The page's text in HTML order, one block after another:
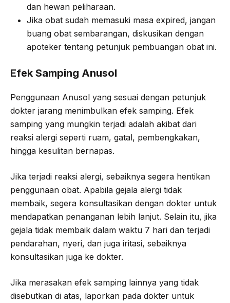
dan hewan peliharaan.
Jika obat sudah memasuki masa expired, jangan
buang obat sembarangan, diskusikan dengan
apoteker tentang petunjuk pembuangan obat ini.
Efek Samping Anusol
Penggunaan Anusol yang sesuai dengan petunjuk
dokter jarang menimbulkan efek samping. Efek
samping yang mungkin terjadi adalah akibat dari
reaksi alergi seperti ruam, gatal, pembengkakan,
hingga kesulitan bernapas.
Jika terjadi reaksi alergi, sebaiknya segera hentikan
penggunaan obat. Apabila gejala alergi tidak
membaik, segera konsultasikan dengan dokter untuk
mendapatkan penanganan lebih lanjut. Selain itu, jika
gejala tidak membaik dalam waktu 7 hari dan terjadi
pendarahan, nyeri, dan juga iritasi, sebaiknya
konsultasikan juga ke dokter.
Jika merasakan efek samping lainnya yang tidak
disebutkan di atas, laporkan pada dokter untuk